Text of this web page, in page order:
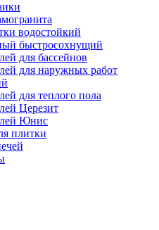
водостойкий
быстросохнущий
для бассейнов
для наружных работ
для теплого пола
Церезит
Юнис
плитки